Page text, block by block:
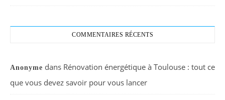
COMMENTAIRES RÉCENTS
Anonyme dans Rénovation énergétique à Toulouse : tout ce
que vous devez savoir pour vous lancer